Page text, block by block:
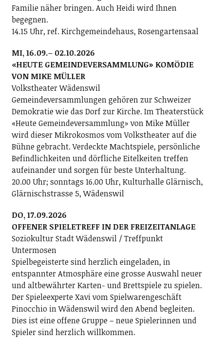
Familie näher bringen. Auch Heidi wird Ihnen
begegnen.
14.15 Uhr, ref. Kirchgemeindehaus, Rosengartensaal
MI, 16.09.– 02.10.2026
«HEUTE GEMEINDEVERSAMMLUNG» KOMÖDIE
VON MIKE MÜLLER
Volkstheater Wädenswil
Gemeindeversammlungen gehören zur Schweizer
Demokratie wie das Dorf zur Kirche. Im Theaterstück
«Heute Gemeindeversammlung» von Mike Müller
wird dieser Mikrokosmos vom Volkstheater auf die
Bühne gebracht. Verdeckte Machtspiele, persönliche
Befindlichkeiten und dörfliche Eitelkeiten treffen
aufeinander und sorgen für beste Unterhaltung.
20.00 Uhr; sonntags 16.00 Uhr, Kulturhalle Glärnisch,
Glärnischstrasse 5, Wädenswil
DO, 17.09.2026
OFFENER SPIELETREFF IN DER FREIZEITANLAGE
Soziokultur Stadt Wädenswil / Treffpunkt
Untermosen
Spielbegeisterte sind herzlich eingeladen, in
entspannter Atmosphäre eine grosse Auswahl neuer
und altbewährter Karten- und Brettspiele zu spielen.
Der Spieleexperte Xavi vom Spielwarengeschäft
Pinocchio in Wädenswil wird den Abend begleiten.
Dies ist eine offene Gruppe – neue Spielerinnen und
Spieler sind herzlich willkommen.